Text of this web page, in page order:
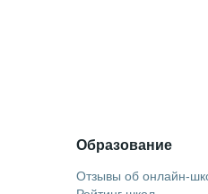
Образование
Отзывы об онлайн-